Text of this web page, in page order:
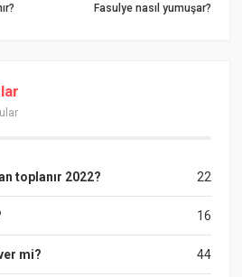
Fasulye nasıl yumuşar?
22
toplanır 2022?
16
44
mi?